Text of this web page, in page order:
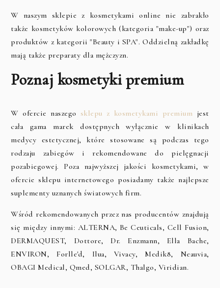
W naszym sklepie z kosmetykami online nie zabrakło
także kosmetyków kolorowych (kategoria "make-up") oraz
produktów z kategorii "Beauty i SPA". Oddzielną zakładkę
mają także preparaty dla mężczyzn.
Poznaj kosmetyki premium
W ofercie naszego sklepu z kosmetykami premium jest
cała gama marek dostępnych wyłącznie w klinikach
medycy estetycznej, które stosowane są podczas tego
rodzaju zabiegów i rekomendowane do pielęgnacji
pozabiegowej. Poza najwyższej jakości kosmetykami, w
ofercie sklepu internetowego posiadamy także najlepsze
suplementy uznanych światowych firm.
Wśród rekomendowanych przez nas producentów znajdują
się między innymi: ALTERNA, Be Ceuticals, Cell Fusion,
DERMAQUEST, Dottore, Dr. Enzmann, Ella Bache,
ENVIRON, Forlle'd, Ilua, Vivacy, Medik8, Neauvia,
OBAGI Medical, Qmed, SOLGAR, Thalgo, Viridian.